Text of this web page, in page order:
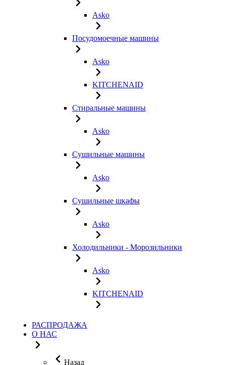
Asko
Посудомоечные машины
Asko
KITCHENAID
Стиральные машины
Asko
Сушильные машины
Asko
Сушильные шкафы
Asko
Холодильники - Морозильники
Asko
KITCHENAID
РАСПРОДАЖА
О НАС
Назад